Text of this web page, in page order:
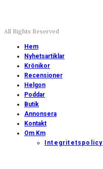
All Rights Reserved
Hem
Nyhetsartiklar
Krönikor
Recensioner
Helgon
Poddar
Butik
Annonsera
Kontakt
Om Km
Integritetspolicy